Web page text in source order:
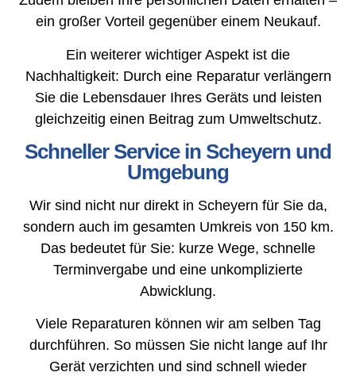
ein großer Vorteil gegenüber einem Neukauf.
Ein weiterer wichtiger Aspekt ist die
Nachhaltigkeit: Durch eine Reparatur verlängern
Sie die Lebensdauer Ihres Geräts und leisten
gleichzeitig einen Beitrag zum Umweltschutz.
Schneller Service in Scheyern und
Umgebung
Wir sind nicht nur direkt in Scheyern für Sie da,
sondern auch im gesamten Umkreis von 150 km.
Das bedeutet für Sie: kurze Wege, schnelle
Terminvergabe und eine unkomplizierte
Abwicklung.
Viele Reparaturen können wir am selben Tag
durchführen. So müssen Sie nicht lange auf Ihr
Gerät verzichten und sind schnell wieder